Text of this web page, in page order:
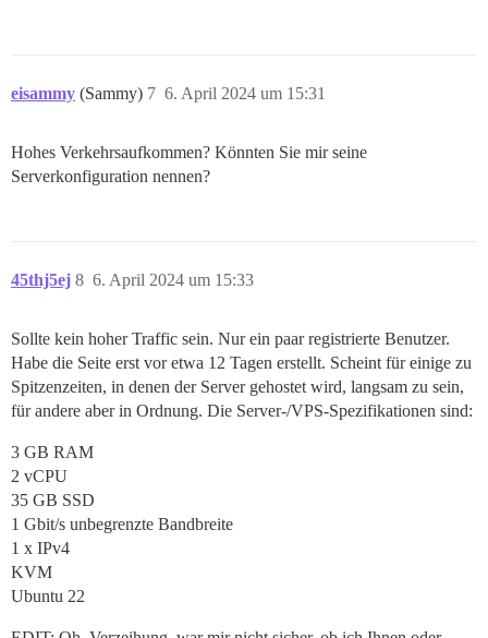
eisammy (Sammy) 6. April 2024 um 15:31
7
Hohes Verkehrsaufkommen? Könnten Sie mir seine
Serverkonfiguration nennen?
45thj5ej 6. April 2024 um 15:33
8
Sollte kein hoher Traffic sein. Nur ein paar registrierte Benutzer.
Habe die Seite erst vor etwa 12 Tagen erstellt. Scheint für einige zu
Spitzenzeiten, in denen der Server gehostet wird, langsam zu sein,
für andere aber in Ordnung. Die Server-/VPS-Spezifikationen sind:
3 GB RAM
2 vCPU
35 GB SSD
1 Gbit/s unbegrenzte Bandbreite
1 x IPv4
KVM
Ubuntu 22